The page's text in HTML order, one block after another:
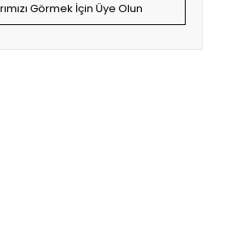
Görmek İçin Üye Olun